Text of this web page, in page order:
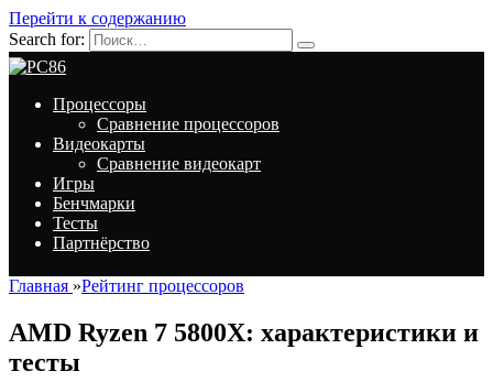
Перейти к содержанию
Search for:
Процессоры
Сравнение процессоров
Видеокарты
Сравнение видеокарт
Игры
Бенчмарки
Тесты
Партнёрство
Главная »Рейтинг процессоров
AMD Ryzen 7 5800X: характеристики и
тесты